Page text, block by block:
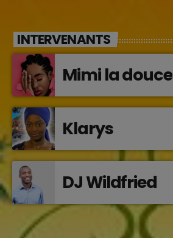
INTERVENANTS
Mimi la douce
Klarys
DJ Wildfried